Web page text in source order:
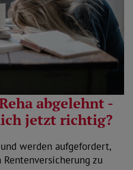
abgelehnt -
jetzt richtig?
werden aufgefordert,
zu